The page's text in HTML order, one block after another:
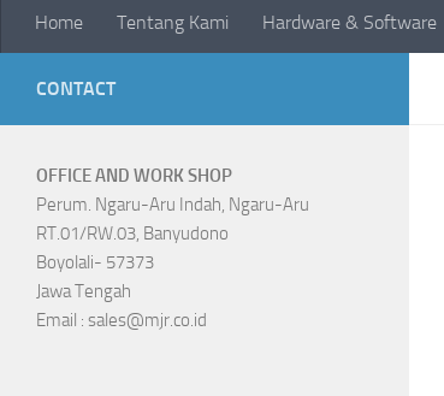
Home Tentang Kami Hardware & Software
CONTACT
OFFICE AND WORK SHOP
Perum. Ngaru-Aru Indah, Ngaru-Aru
RT.01/RW.03, Banyudono
Boyolali- 57373
Jawa Tengah
Email : sales@mjr.co.id